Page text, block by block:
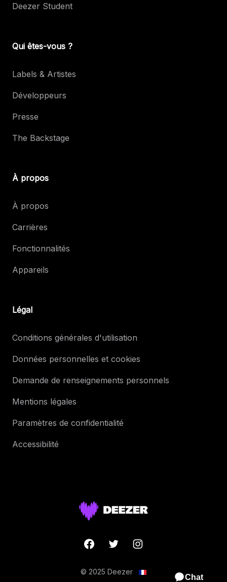
Deezer Student
Qui êtes-vous ?
Labels & Artistes
Développeurs
Presse
The Backstage
À propos
À propos
Carrières
Fonctionnalités
Appareils
Légal
Conditions générales d'utilisation
Données personnelles et cookies
Demande de renseignements personnels
Mentions légales
Paramètres de confidentialité
Accessibilité
© 2025 Deezer